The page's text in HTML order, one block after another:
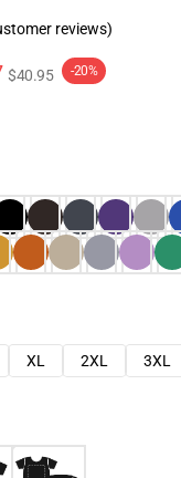
reviews)
$40.95 -20%
XL 2XL 3XL